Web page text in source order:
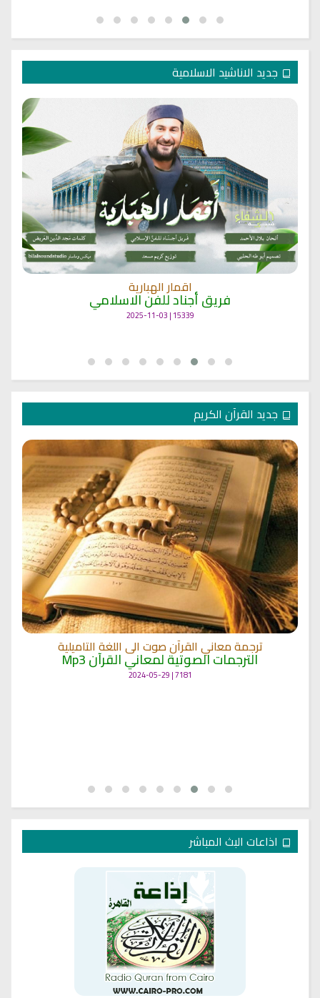
جديد الاناشيد الاسلامية
اقمار الهبارية
فريق أجناد للفن الاسلامي
15339 | 2025-11-03
جديد القرآن الكريم
ترجمة معاني القرآن صوت الى اللغة التاميلية
الترجمات الصوتية لمعاني القرآن Mp3
7181 | 2024-05-29
اذاعات البث المباشر